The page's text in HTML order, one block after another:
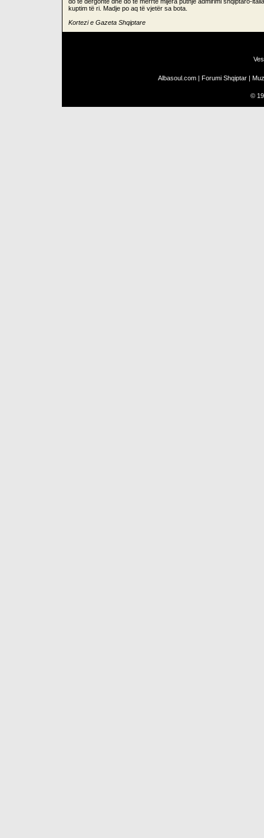
kuptim të ri. Madje po aq të vjetër sa bota.
Kortezi e Gazeta Shqiptare
Albasoul.com | Forumi Shqiptar |
©